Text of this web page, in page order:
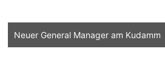
Neuer General Manager am Kudamm